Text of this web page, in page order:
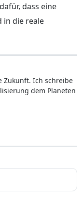
dass eine
in die reale
Zukunft. Ich schreibe
dem Planeten